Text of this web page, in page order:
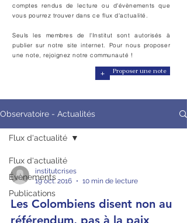
comptes rendus de lecture ou d'évènements que
vous pourrez trouver dans ce flux d'actualité.
Seuls les membres de l'Institut sont autorisés à
publier sur notre site internet. Pour nous proposer
une note, rejoignez notre communauté !
+ Proposer une note
Observatoire - Actualités
Flux d'actualité
Évènements
Publications
Flux d'actualité
institutcrises
19 oct. 2016
10 min de lecture
Les Colombiens disent non au
référendum, pas à la paix